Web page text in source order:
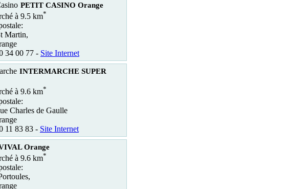
PETIT CASINO Orange
à 9.5 km*
Martin,
34 00 77 - Site Internet
INTERMARCHE SUPER
à 9.6 km*
Charles de Gaulle
11 83 83 - Site Internet
Orange
à 9.6 km*